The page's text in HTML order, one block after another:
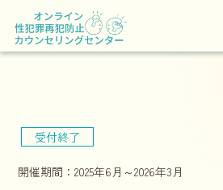
受付終了
開催期間：2025年6月～2026年3月